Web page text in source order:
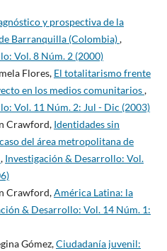
y prospectiva de la
Barranquilla (Colombia),
Vol. 8 Núm. 2 (2000)
Flores, El totalitarismo frente
en los medios comunitarios,
Vol. 11 Núm. 2: Jul - Dic (2003)
Crawford, Identidades sin
del área metropolitana de
, Investigación & Desarrollo: Vol.
Crawford,América Latina: la
& Desarrollo: Vol. 14 Núm. 1:
Gómez,Ciudadanía juvenil: